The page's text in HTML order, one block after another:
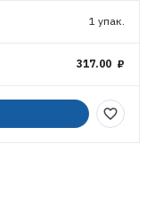
1 упак.
317.00 ₽
favorite_border